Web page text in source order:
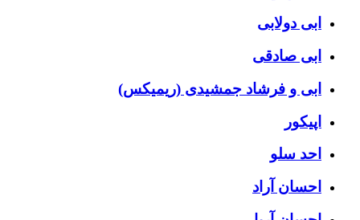
ابی دولابی
ابی صادقی
ابی و فرشاد جمشیدی (ریمیکس)
اپیکور
احد سلو
احسان آراد